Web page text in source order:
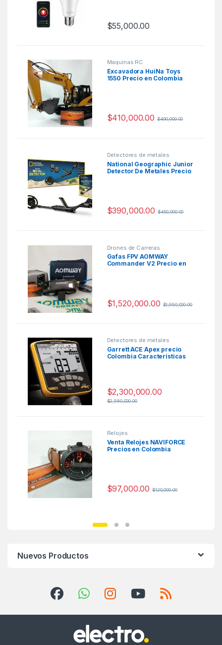
$55,000.00
Maquinas RC
Excavadora HuiNa Toys
1550 Precio en Colombia
$410,000.00 $490,000.00
Detectores de metales
National Geographic Junior
Detector De Metales Precio
$390,000.00 $450,000.00
Drones de Carreras
Gafas FPV AOMWAY
Commander V2 Precio en
$1,520,000.00 $1,950,000.00
Detectores de metales
Garrett ACE Apex precio
Colombia Características
$2,300,000.00
$2,580,000.00
Relojes
Venta Relojes NAVIFORCE
Precios en Colombia
$97,000.00 $120,000.00
Nuevos Productos